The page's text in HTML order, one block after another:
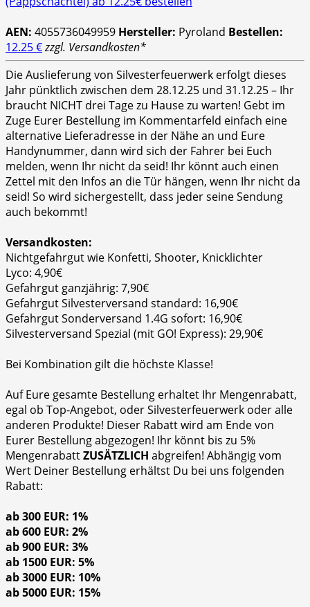
AEN: 4055736049959 Hersteller: Pyroland Bestellen:
12.25 €zzgl. Versandkosten*
Die Auslieferung von Silvesterfeuerwerk erfolgt dieses
Jahr pünktlich zwischen dem 28.12.25 und 31.12.25 – Ihr
braucht NICHT drei Tage zu Hause zu warten! Gebt im
Zuge Eurer Bestellung im Kommentarfeld einfach eine
alternative Lieferadresse in der Nähe an und Eure
Handynummer, dann wird sich der Fahrer bei Euch
melden, wenn Ihr nicht da seid! Ihr könnt auch einen
Zettel mit den Infos an die Tür hängen, wenn Ihr nicht da
seid! So wird sichergestellt, dass jeder seine Sendung
auch bekommt!
Versandkosten:
Nichtgefahrgut wie Konfetti, Shooter, Knicklichter
Lyco: 4,90€
Gefahrgut ganzjährig: 7,90€
Gefahrgut Silvesterversand standard: 16,90€
Gefahrgut Sonderversand 1.4G sofort: 16,90€
Silvesterversand Spezial (mit GO! Express): 29,90€
Bei Kombination gilt die höchste Klasse!
Auf Eure gesamte Bestellung erhaltet Ihr Mengenrabatt,
egal ob Top-Angebot, oder Silvesterfeuerwerk oder alle
anderen Produkte! Dieser Rabatt wird am Ende von
Eurer Bestellung abgezogen! Ihr könnt bis zu 5%
MengenrabattZUSÄTZLICH abgreifen! Abhängig vom
Wert Deiner Bestellung erhältst Du bei uns folgenden
Rabatt:
ab 300 EUR: 1%
ab 600 EUR: 2%
ab 900 EUR: 3%
ab 1500 EUR: 5%
ab 3000 EUR: 10%
ab 5000 EUR: 15%